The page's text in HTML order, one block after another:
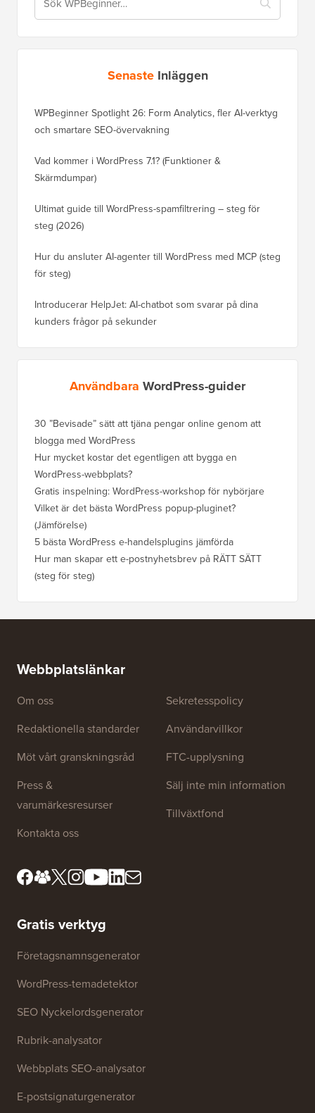
Senaste Inläggen
WPBeginner Spotlight 26: Form Analytics, fler AI-verktyg
och smartare SEO-övervakning
Vad kommer i WordPress 7.1? (Funktioner &
Skärmdumpar)
Ultimat guide till WordPress-spamfiltrering – steg för
steg (2026)
Hur du ansluter AI-agenter till WordPress med MCP (steg
för steg)
Introducerar HelpJet: AI-chatbot som svarar på dina
kunders frågor på sekunder
Användbara WordPress-guider
30 ”Bevisade” sätt att tjäna pengar online genom att
blogga med WordPress
Hur mycket kostar det egentligen att bygga en
WordPress-webbplats?
Gratis inspelning: WordPress-workshop för nybörjare
Vilket är det bästa WordPress popup-pluginet?
(Jämförelse)
5 bästa WordPress e-handelsplugins jämförda
Hur man skapar ett e-postnyhetsbrev på RÄTT SÄTT
(steg för steg)
Webbplatslänkar
Om oss
Redaktionella standarder
Möt vårt granskningsråd
Press &
varumärkesresurser
Kontakta oss
Sekretesspolicy
Användarvillkor
FTC-upplysning
Sälj inte min information
Tillväxtfond
Gratis verktyg
Företagsnamnsgenerator
WordPress-temadetektor
SEO Nyckelordsgenerator
Rubrik-analysator
Webbplats SEO-analysator
E-postsignaturgenerator